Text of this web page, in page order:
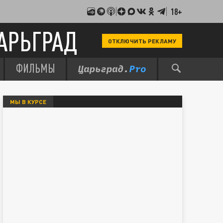
18+
ОТКЛЮЧИТЬ РЕКЛАМУ
ФИЛЬМЫ
МЫ В КУРСЕ